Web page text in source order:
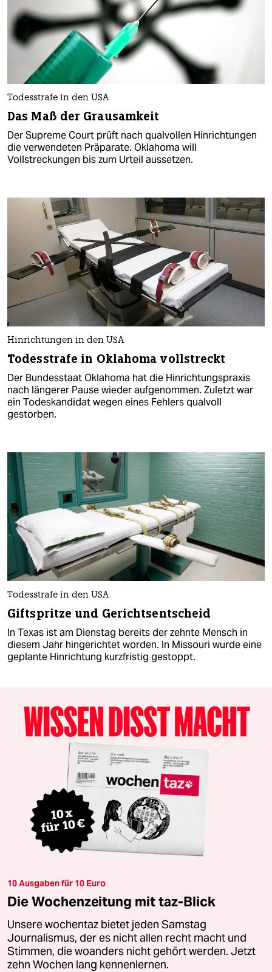
Todesstrafe in den USA
Das Maß der Grausamkeit
Der Supreme Court prüft nach qualvollen Hinrichtungen
die verwendeten Präparate. Oklahoma will
Vollstreckungen bis zum Urteil aussetzen.
Hinrichtungen in den USA
Todesstrafe in Oklahoma vollstreckt
Der Bundesstaat Oklahoma hat die Hinrichtungspraxis
nach längerer Pause wieder aufgenommen. Zuletzt war
ein Todeskandidat wegen eines Fehlers qualvoll
gestorben.
Todesstrafe in den USA
Giftspritze und Gerichtsentscheid
In Texas ist am Dienstag bereits der zehnte Mensch in
diesem Jahr hingerichtet worden. In Missouri wurde eine
geplante Hinrichtung kurzfristig gestoppt.
10 Ausgaben für 10 Euro
Die Wochenzeitung mit taz-Blick
Unsere wochentaz bietet jeden Samstag
Journalismus, der es nicht allen recht macht und
Stimmen, die woanders nicht gehört werden. Jetzt
zehn Wochen lang kennenlernen.